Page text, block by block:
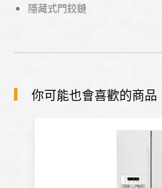
隱藏式門鉸鏈
你可能也會喜歡的商品